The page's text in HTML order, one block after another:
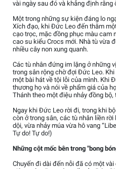
vài ngày sau đó và khẳng định rằng
Một trong những sự kiện đáng lo
Xích đạo, khi Đức Leo đến thăm
cạo trọc, mặc đồng phục màu cam
cao su kiểu Crocs mới. Nhà tù vừa
nhiều cây non xung quanh.
Các tù nhân đứng im lặng ở những
trong sân rộng chờ đợi Đức Leo.
một bài hát về tội lỗi của mình. Khi
thương họ và nói về phẩm giá của
Thánh theo một điệu nhảy đồng
Ngay khi Đức Leo rời đi, trong khi
còn ở trong sân, các tù nhân liền
dội, vừa nhảy múa vừa hô vang
Tự do! Tự do!)
Những cột mốc bên trong "bong
Chuyến đi dài đến nỗi đã có một